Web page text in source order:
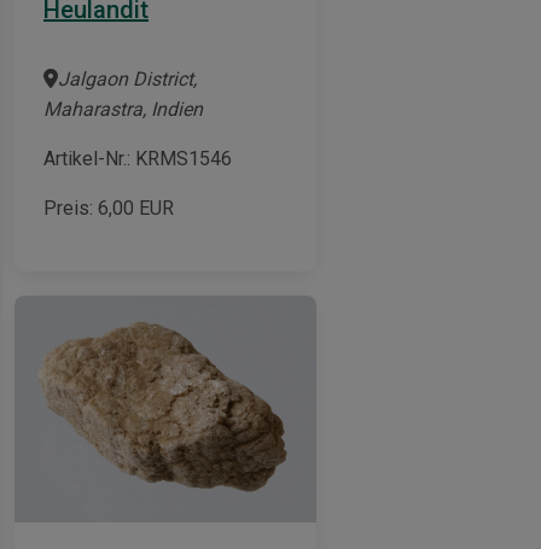
Heulandit
Jalgaon District,
Maharastra, Indien
Artikel-Nr.: KRMS1546
Preis: 6,00 EUR